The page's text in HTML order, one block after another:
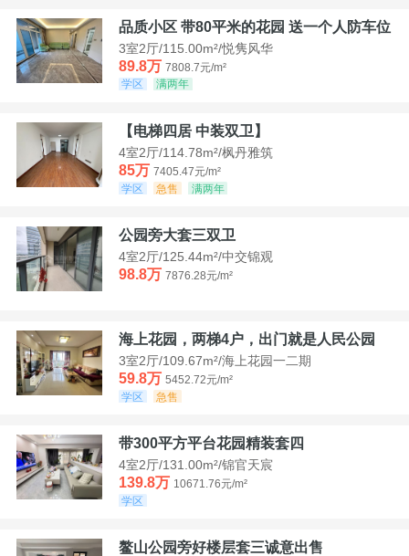
品质小区 带80平米的花园 送一个人防车位
3室2厅/115.00m²/悦隽风华
89.8万 7808.7元/m²
学区
满两年
【电梯四居 中装双卫】
4室2厅/114.78m²/枫丹雅筑
85万 7405.47元/m²
学区
急售 满两年
公园旁大套三双卫
4室2厅/125.44m²/中交锦观
98.8万 7876.28元/m²
海上花园，两梯4户，出门就是人民公园
3室2厅/109.67m²/海上花园一二期
59.8万 5452.72元/m²
学区
急售
带300平方平台花园精装套四
4室2厅/131.00m²/锦官天宸
139.8万 10671.76元/m²
学区
鳌山公园旁好楼层套三诚意出售